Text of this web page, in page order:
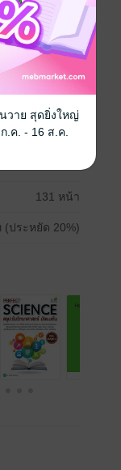
O-NET
pdf
131 หน้า
(ประหยัด 20%)
วาย สุดยิ่งใหญ่
.ค. - 16 ส.ค.